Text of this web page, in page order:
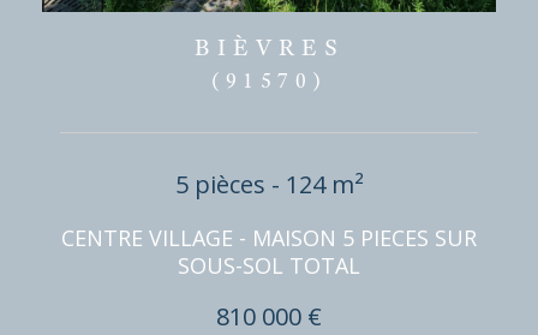
BIÈVRES
(91570)
5 pièces - 124 m²
CENTRE VILLAGE - MAISON 5 PIECES SUR
SOUS-SOL TOTAL
810 000 €